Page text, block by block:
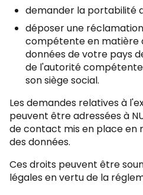
demander la portabilité
déposer une
compétente en matière
données de votre pays
de l'autorité compétente
son siège social.
Les demandes relatives à
peuvent être adressées à
de contact mis en place
des données.
Ces droits peuvent être
légales en vertu de la